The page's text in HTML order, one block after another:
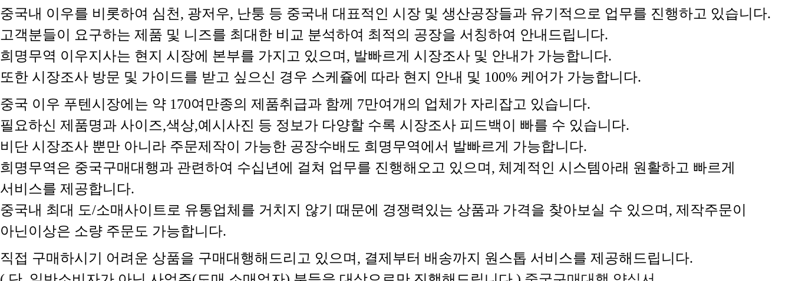
중국내 이우를 비롯하여 심천, 광저우, 난퉁 등 중국내 대표적인 시장 및 생산공장들과 유기적으로 업무를 진행하고 있습니다.
고객분들이 요구하는 제품 및 니즈를 최대한 비교 분석하여 최적의 공장을 서칭하여 안내드립니다.
희명무역 이우지사는 현지 시장에 본부를 가지고 있으며, 발빠르게 시장조사 및 안내가 가능합니다.
또한 시장조사 방문 및 가이드를 받고 싶으신 경우 스케쥴에 따라 현지 안내 및 100% 케어가 가능합니다.
중국 이우 푸텐시장에는 약 170여만종의 제품취급과 함께 7만여개의 업체가 자리잡고 있습니다.
필요하신 제품명과 사이즈,색상,예시사진 등 정보가 다양할 수록 시장조사 피드백이 빠를 수 있습니다.
비단 시장조사 뿐만 아니라 주문제작이 가능한 공장수배도 희명무역에서 발빠르게 가능합니다.
희명무역은 중국구매대행과 관련하여 수십년에 걸쳐 업무를 진행해오고 있으며, 체계적인 시스템아래 원활하고 빠르게
서비스를 제공합니다.
중국내 최대 도/소매사이트로 유통업체를 거치지 않기 때문에 경쟁력있는 상품과 가격을 찾아보실 수 있으며, 제작주문이
아닌이상은 소량 주문도 가능합니다.
직접 구매하시기 어려운 상품을 구매대행해드리고 있으며, 결제부터 배송까지 원스톱 서비스를 제공해드립니다.